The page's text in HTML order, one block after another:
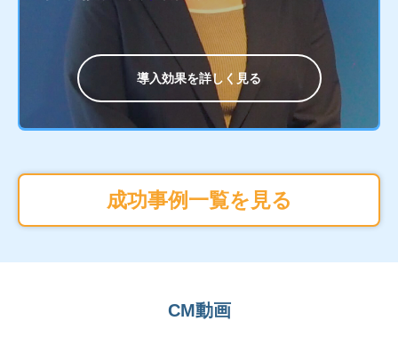
導入効果を詳しく見る
成功事例一覧を見る
CM動画